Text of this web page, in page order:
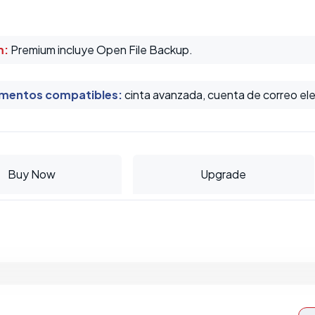
Premium incluye Open File Backup.
compatibles:cinta avanzada, cuenta de correo
Buy Now Upgrade